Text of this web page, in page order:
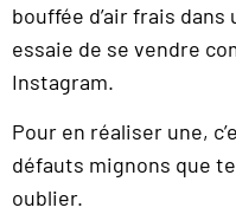
bouffée d’air frais
essaie de se vendre
Instagram.
Pour en réaliser une,
défauts mignons que
oublier.